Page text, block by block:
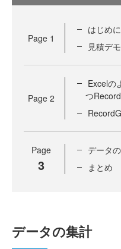
Page 1
はじめに
見積デ
Page 2
Excelの
つ
Page
3
データ
まとめ
データの集計